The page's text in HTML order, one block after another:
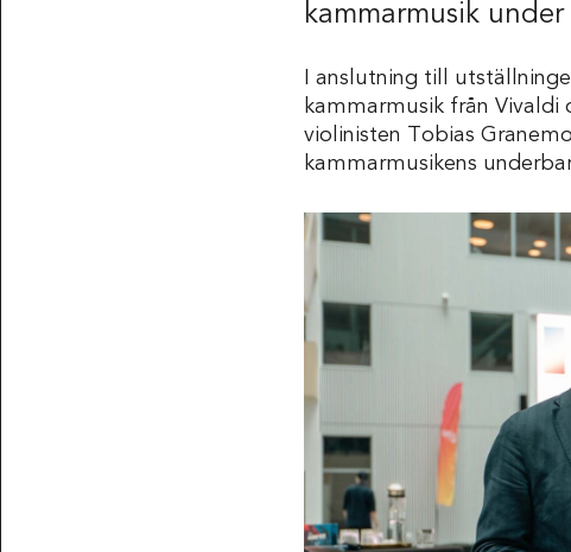
kammarmusik
I anslutning till
kammarmusik från Vivaldi
violinisten Tobias
kammarmusikens